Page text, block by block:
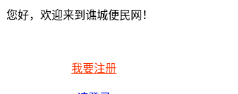
您好，欢迎来到谯城便民网！
我要注册